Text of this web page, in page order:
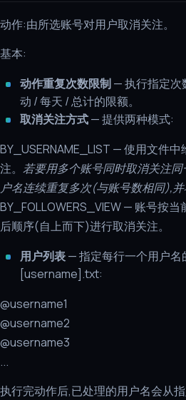
动作:由所选账号对用户取消关注。
基本:
动作重复次数限制— 执行指定次
动 / 每天 / 总计的限额。
取消关注方式— 提供两种模式:
BY_USERNAME_LIST — 使用文件
注。 若要用多个账号同时取消关注
户名连续重复多次(与账号数相同),并
BY_FOLLOWERS_VIEW — 账号按
后顺序(自上而下)进行取消关注。
用户列表— 指定每行一个用户名
[username].txt:
@username1
@username2
@username3
...
执行完动作后,已处理的用户名会从